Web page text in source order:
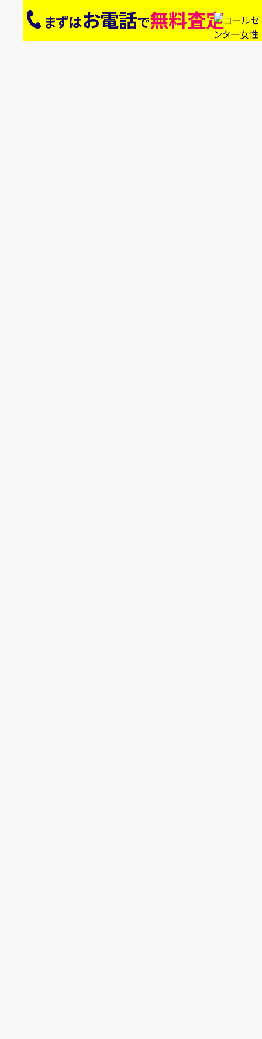
まずはお電話で無料査定